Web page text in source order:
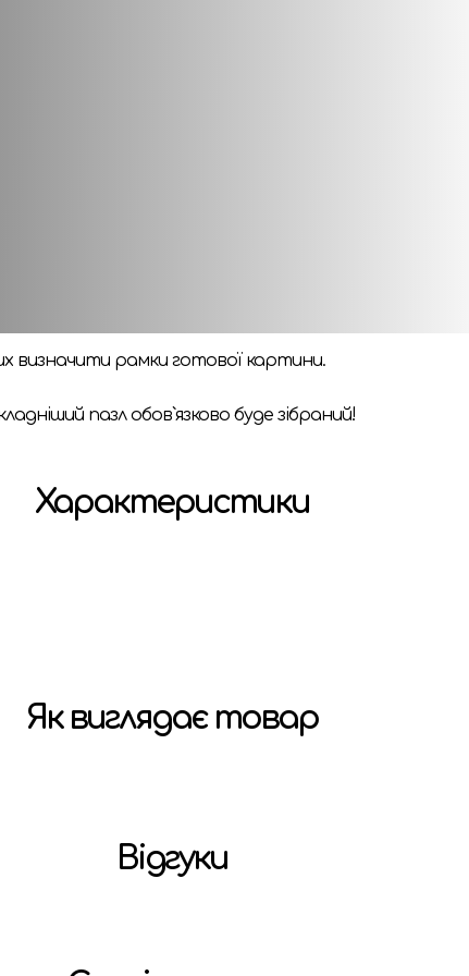
визначити рамки готової картини.
пазл обов`язково буде зібраний!
Характеристики
Як виглядає товар
Відгуки